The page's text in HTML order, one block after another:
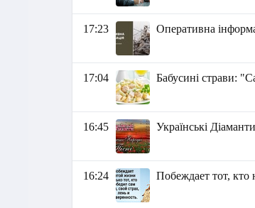
17:23 Оперативна
17:04 Бабусині страви:
16:45 Українські Діаманти
16:24 Побеждает тот, кто